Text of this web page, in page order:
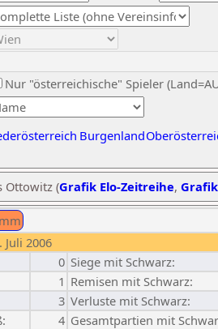
Nur "österreichische" Spieler
Burgenland
Ottowitz (Grafik Elo-Zeitreihe,
2006
0 Siege mit Schwarz:
1 Remisen mit Schwarz:
3 Verluste mit Schwarz:
4 Gesamtpartien mit